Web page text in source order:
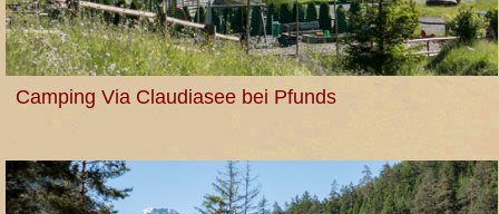
Camping Via Claudiasee bei Pfunds